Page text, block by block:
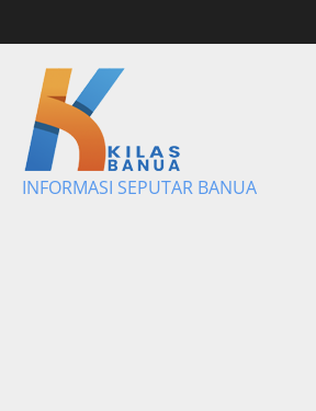
to
content
INFORMASI SEPUTAR BANUA